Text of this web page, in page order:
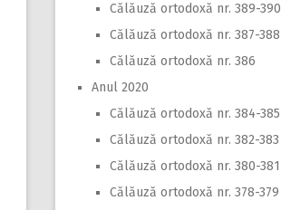
Călăuză ortodoxă nr. 389-390
Călăuză ortodoxă nr. 387-388
Călăuză ortodoxă nr. 386
Anul 2020
Călăuză ortodoxă nr. 384-385
Călăuză ortodoxă nr. 382-383
Călăuză ortodoxă nr. 380-381
Călăuză ortodoxă nr. 378-379